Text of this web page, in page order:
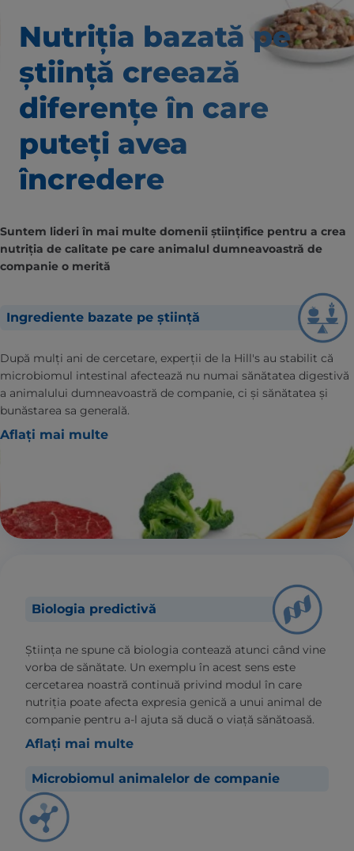
Nutriția bazată pe
știință creează
diferențe în care
puteți avea
încredere
Suntem lideri în mai multe domenii științifice pentru a crea
nutriția de calitate pe care animalul dumneavoastră de
companie o merită
Ingrediente bazate pe știință
După mulți ani de cercetare, experții de la Hill's au stabilit că
microbiomul intestinal afectează nu numai sănătatea digestivă
a animalului dumneavoastră de companie, ci și sănătatea și
bunăstarea sa generală.
Aflați mai multe
Biologia predictivă
Știința ne spune că biologia contează atunci când vine
vorba de sănătate. Un exemplu în acest sens este
cercetarea noastră continuă privind modul în care
nutriția poate afecta expresia genică a unui animal de
companie pentru a-l ajuta să ducă o viață sănătoasă.
Aflați mai multe
Microbiomul animalelor de companie